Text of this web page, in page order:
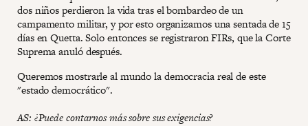
dos niños perdieron la vida tras el bombardeo de un
campamento militar, y por esto organizamos una sentada de 15
días en Quetta. Solo entonces se registraron FIRs, que la Corte
Suprema anuló después.
Queremos mostrarle al mundo la democracia real de este
"estado democrático".
AS: ¿Puede contarnos más sobre sus exigencias?